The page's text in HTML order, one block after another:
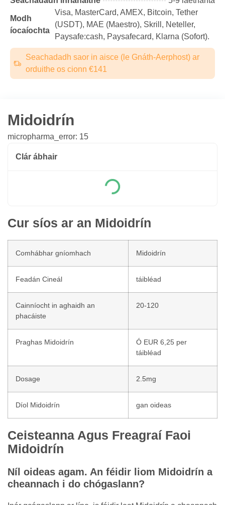
Modh
íocaíochta
Visa, MasterCard, AMEX, Bitcoin, Tether
(USDТ), MAE (Maestro), Skrill, Neteller,
Paysafe:cash, Paysafecard, Klarna (Sofort).
Seachadadh saor in aisce (le Gnáth-Aerphost) ar
orduithe os cionn €141
Midoidrín
micropharma_error: 15
Clár ábhair
Cur síos ar an Midoidrín
Comhábhar gníomhach Midoidrín
Feadán Cineál táibléad
Cainníocht in aghaidh an
phacáiste
20-120
Praghas Midoidrín
Ó EUR 6,25 per
táibléad
Dosage 2.5mg
Díol Midoidrín gan oideas
Ceisteanna Agus Freagraí Faoi
Midoidrín
Níl oideas agam. An féidir liom Midoidrín a
cheannach i do chógaslann?